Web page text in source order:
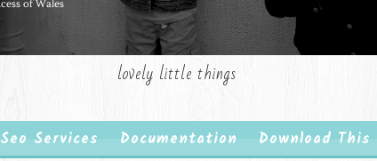
lovely little things
Seo Services Documentation Download This